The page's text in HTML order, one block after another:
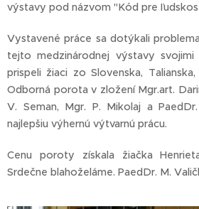
výstavy pod názvom "Kód pre
Vystavené práce sa dotýkali
tejto medzinárodnej výstavy
prispeli žiaci zo Slovenska,
Odborná porota v zložení Mgr.art.
V. Seman, Mgr. P. Mikolaj a
najlepšiu výhernú výtvarnú prácu.
Cenu poroty získala žiačka
Srdečne blahoželáme. PaedDr. M.